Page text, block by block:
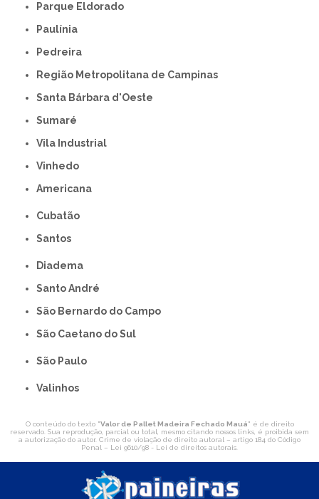
Parque Eldorado
Paulínia
Pedreira
Região Metropolitana de Campinas
Santa Bárbara d'Oeste
Sumaré
Vila Industrial
Vinhedo
americana
Cubatão
Santos
Diadema
Santo André
São Bernardo do Campo
São Caetano do Sul
São Paulo
Valinhos
O conteúdo do texto "Valor de Pallet Madeira Fechado Mauá" é de direito
reservado. Sua reprodução, parcial ou total, mesmo citando nossos links, é proibida sem
a autorização do autor. Crime de violação de direito autoral – artigo 184 do Código
Penal – Lei 9610/98 - Lei de direitos autorais.